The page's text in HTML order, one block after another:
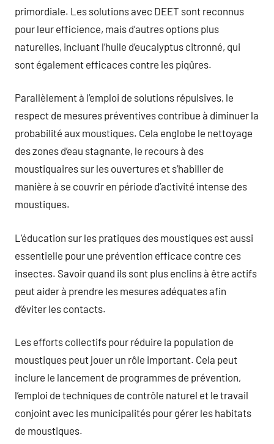
primordiale. Les solutions avec DEET sont reconnus
pour leur efficience, mais d’autres options plus
naturelles, incluant l’huile d’eucalyptus citronné, qui
sont également efficaces contre les piqûres.
Parallèlement à l’emploi de solutions répulsives, le
respect de mesures préventives contribue à diminuer la
probabilité aux moustiques. Cela englobe le nettoyage
des zones d’eau stagnante, le recours à des
moustiquaires sur les ouvertures et s’habiller de
manière à se couvrir en période d’activité intense des
moustiques.
L’éducation sur les pratiques des moustiques est aussi
essentielle pour une prévention efficace contre ces
insectes. Savoir quand ils sont plus enclins à être actifs
peut aider à prendre les mesures adéquates afin
d’éviter les contacts.
Les efforts collectifs pour réduire la population de
moustiques peut jouer un rôle important. Cela peut
inclure le lancement de programmes de prévention,
l’emploi de techniques de contrôle naturel et le travail
conjoint avec les municipalités pour gérer les habitats
de moustiques.